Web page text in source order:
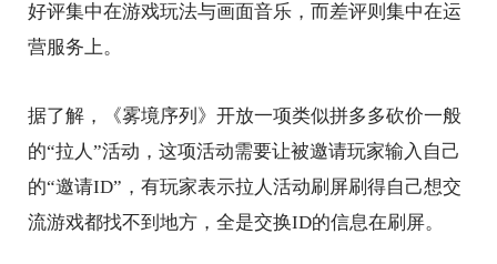
好评集中在游戏玩法与画面音乐，而差评则集中在运
营服务上。
据了解，《雾境序列》开放一项类似拼多多砍价一般
的“拉人”活动，这项活动需要让被邀请玩家输入自己
的“邀请ID”，有玩家表示拉人活动刷屏刷得自己想交
流游戏都找不到地方，全是交换ID的信息在刷屏。